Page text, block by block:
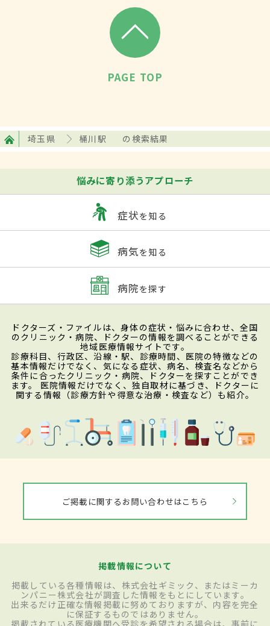
PAGE TOP
埼玉県 桶川駅 の検索結果
悩みに寄り添うアプローチ
症状を知る
病気を知る
病院を探す
ドクターズ・ファイルは、身体の症状・悩みに合わせ、全国
のクリニック・病院、ドクターの情報を調べることができる
地域医療情報サイトです。
診療科目、行政区、沿線・駅、診療時間、医院の特徴などの
基本情報だけでなく、気になる症状、病名、検査名などから
条件に合ったクリニック・病院、ドクターを探すことができ
ます。 医院情報だけでなく、独自取材に基づき、ドクターに
関する情報（診療方針や得意な治療・検査など）も紹介。
ご掲載に関するお問い合わせはこちら
掲載情報について
掲載している各種情報は、株式会社ギミック、またはミーカ
ンパニー株式会社が調査した情報をもとにしています。
出来るだけ正確な情報掲載に努めておりますが、内容を完全
に保証するものではありません。
掲載されている医療機関へ受診を希望される場合は、事前に